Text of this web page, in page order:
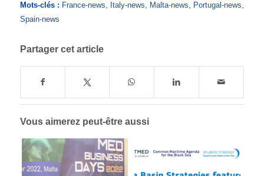
Mots-clés : France-news Italy-news Malta-news Portugal-news
Spain-news
Partager cet article
Vous aimerez peut-être aussi